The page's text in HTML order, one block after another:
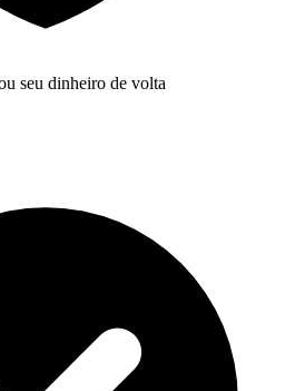
seu dinheiro de volta